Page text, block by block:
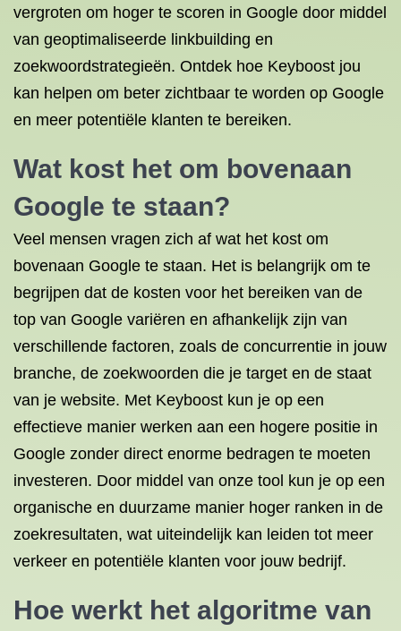
vergroten om hoger te scoren in Google door middel
van geoptimaliseerde linkbuilding en
zoekwoordstrategieën. Ontdek hoe Keyboost jou
kan helpen om beter zichtbaar te worden op Google
en meer potentiële klanten te bereiken.
Wat kost het om bovenaan
Google te staan?
Veel mensen vragen zich af wat het kost om
bovenaan Google te staan. Het is belangrijk om te
begrijpen dat de kosten voor het bereiken van de
top van Google variëren en afhankelijk zijn van
verschillende factoren, zoals de concurrentie in jouw
branche, de zoekwoorden die je target en de staat
van je website. Met Keyboost kun je op een
effectieve manier werken aan een hogere positie in
Google zonder direct enorme bedragen te moeten
investeren. Door middel van onze tool kun je op een
organische en duurzame manier hoger ranken in de
zoekresultaten, wat uiteindelijk kan leiden tot meer
verkeer en potentiële klanten voor jouw bedrijf.
Hoe werkt het algoritme van